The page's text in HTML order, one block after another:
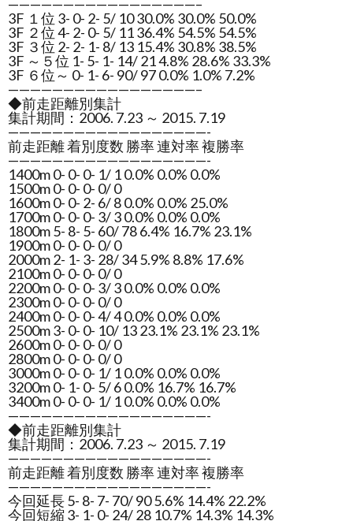
—————————————————–
3F １位 3- 0- 2- 5/ 10 30.0% 30.0% 50.0%
3F ２位 4- 2- 0- 5/ 11 36.4% 54.5% 54.5%
3F ３位 2- 2- 1- 8/ 13 15.4% 30.8% 38.5%
3F ～５位 1- 5- 1- 14/ 21 4.8% 28.6% 33.3%
3F ６位～ 0- 1- 6- 90/ 97 0.0% 1.0% 7.2%
—————————————————–
◆前走距離別集計
集計期間：2006. 7.23 ～ 2015. 7.19
——————————————————-
前走距離 着別度数 勝率 連対率 複勝率
——————————————————-
1400m 0- 0- 0- 1/ 1 0.0% 0.0% 0.0%
1500m 0- 0- 0- 0/ 0
1600m 0- 0- 2- 6/ 8 0.0% 0.0% 25.0%
1700m 0- 0- 0- 3/ 3 0.0% 0.0% 0.0%
1800m 5- 8- 5- 60/ 78 6.4% 16.7% 23.1%
1900m 0- 0- 0- 0/ 0
2000m 2- 1- 3- 28/ 34 5.9% 8.8% 17.6%
2100m 0- 0- 0- 0/ 0
2200m 0- 0- 0- 3/ 3 0.0% 0.0% 0.0%
2300m 0- 0- 0- 0/ 0
2400m 0- 0- 0- 4/ 4 0.0% 0.0% 0.0%
2500m 3- 0- 0- 10/ 13 23.1% 23.1% 23.1%
2600m 0- 0- 0- 0/ 0
2800m 0- 0- 0- 0/ 0
3000m 0- 0- 0- 1/ 1 0.0% 0.0% 0.0%
3200m 0- 1- 0- 5/ 6 0.0% 16.7% 16.7%
3400m 0- 0- 0- 1/ 1 0.0% 0.0% 0.0%
——————————————————-
◆前走距離別集計
集計期間：2006. 7.23 ～ 2015. 7.19
——————————————————-
前走距離 着別度数 勝率 連対率 複勝率
——————————————————-
今回延長 5- 8- 7- 70/ 90 5.6% 14.4% 22.2%
今回短縮 3- 1- 0- 24/ 28 10.7% 14.3% 14.3%